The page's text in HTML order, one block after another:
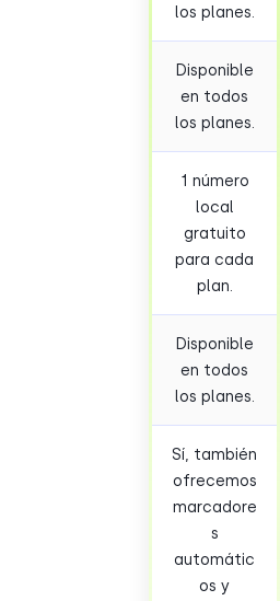
los planes.
Disponible
en todos
los planes.
1 número
local
gratuito
para cada
plan.
Disponible
en todos
los planes.
Sí, también
ofrecemos
marcadore
s
automátic
os y